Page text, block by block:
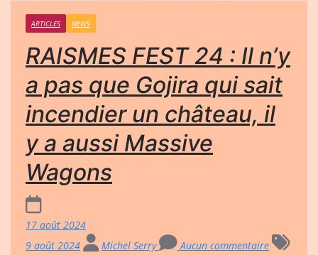
ARTICLES NEWS
RAISMES FEST 24 : Il n’y
a pas que Gojira qui sait
incendier un château, il
y a aussi Massive
Wagons
17 août 2024
9 août 2024
Michel Serry
Aucun commentaire